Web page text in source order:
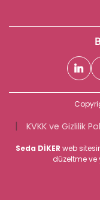
| KVKK ve Gizlilik
Seda DİKER web
düzeltme ve